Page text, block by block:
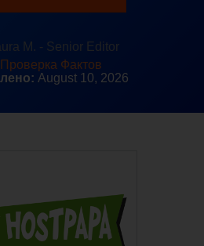
M. - Senior Editor
Фактов
August 10, 2026